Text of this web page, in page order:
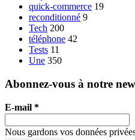
quick-commerce 19
reconditionné 9
Tech 200
téléphone 42
Tests 11
Une 350
Abonnez-vous à notre
E-mail *
Nous gardons vos données